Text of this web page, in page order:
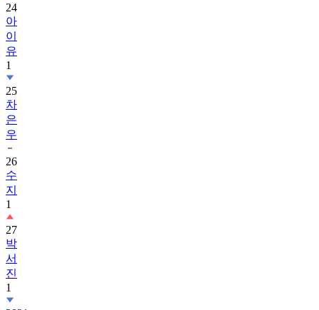
24
아
이
유
1
25
차
은
우
26
수
지
1
27
박
서
진
1